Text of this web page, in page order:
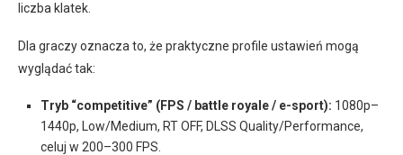
liczba klatek.
Dla graczy oznacza to, że praktyczne profile ustawień mogą
wyglądać tak:
Tryb “competitive” (FPS / battle royale / e-sport): 1080p–
1440p, Low/Medium, RT OFF, DLSS Quality/Performance,
celuj w 200–300 FPS.